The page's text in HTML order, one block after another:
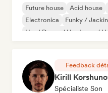
Future house Acid house
Electronica
Funky /
Hard Dance / Hardcore /
Feedback
Kirill
Spécialiste Son